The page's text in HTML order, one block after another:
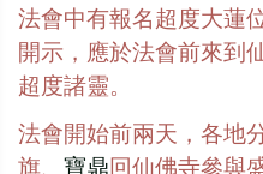
法會中有報名超度大蓮
開示，應於法會前來到
超度諸靈。
法會開始前兩天，各地
旗、 寶鼎回仙佛寺參與